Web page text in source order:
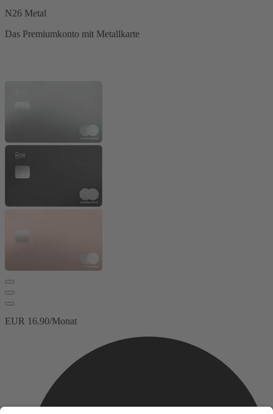
N26 Metal
Das Premiumkonto mit Metallkarte
EUR 16.90/Monat